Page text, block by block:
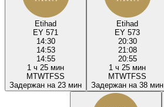
Etihad
EY 571
14:30
14:53
14:55
1 ч 25 мин
MTWTFSS
Задержан на 23 мин
Etihad
EY 573
20:30
21:08
20:55
1 ч 25 мин
MTWTFSS
Задержан на 38 мин